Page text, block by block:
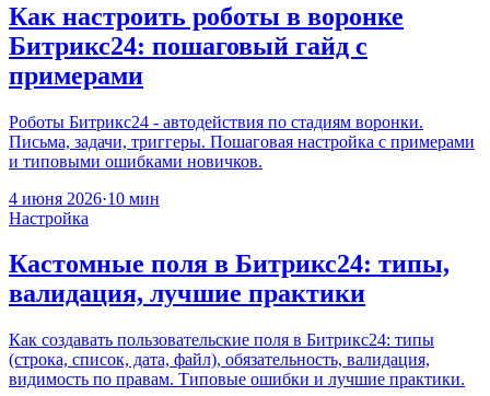
Как настроить роботы в воронке
Битрикс24: пошаговый гайд с
примерами
Роботы Битрикс24 - автодействия по стадиям воронки.
Письма, задачи, триггеры. Пошаговая настройка с примерами
и типовыми ошибками новичков.
4 июня 2026·10 мин
Настройка
Кастомные поля в Битрикс24: типы,
валидация, лучшие практики
Как создавать пользовательские поля в Битрикс24: типы
(строка, список, дата, файл), обязательность, валидация,
видимость по правам. Типовые ошибки и лучшие практики.